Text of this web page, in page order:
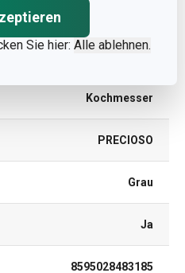
Sie hier: Alle ablehnen.
Kunststoff, rostfreier
Kochmesser
PRECIOSO
Grau
Ja
8595028483185